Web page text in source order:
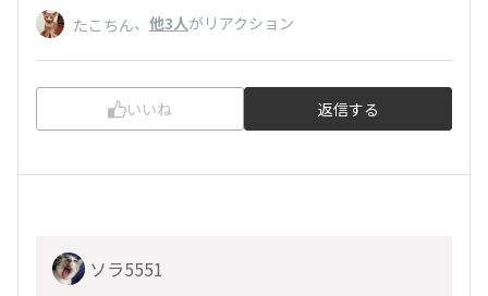
たこちん、 他3人がリアクション
いいね 返信する
ソラ5551